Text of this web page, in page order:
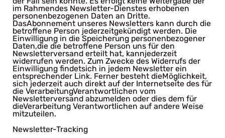
im Rahmendes Newsletter-Dienstes erhobenen
personenbezogenen Daten an Dritte.
DasAbonnement unseres Newsletters kann durch die
betroffene Person jederzeitgekündigt werden. Die
Einwilligung in die Speicherung personenbezogener
Daten,die die betroffene Person uns für den
Newsletterversand erteilt hat, kannjederzeit
widerrufen werden. Zum Zwecke des Widerrufs der
Einwilligung findetsich in jedem Newsletter ein
entsprechender Link. Ferner besteht dieMöglichkeit,
sich jederzeit auch direkt auf der Internetseite des für
die VerarbeitungVerantwortlichen vom
Newsletterversand abzumelden oder dies dem für
dieVerarbeitung Verantwortlichen auf andere Weise
mitzuteilen.
Newsletter-Tracking